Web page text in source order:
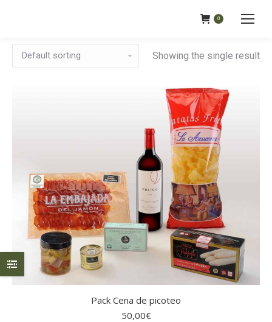
0
Showing the single result
Pack Cena de picoteo
50,00€